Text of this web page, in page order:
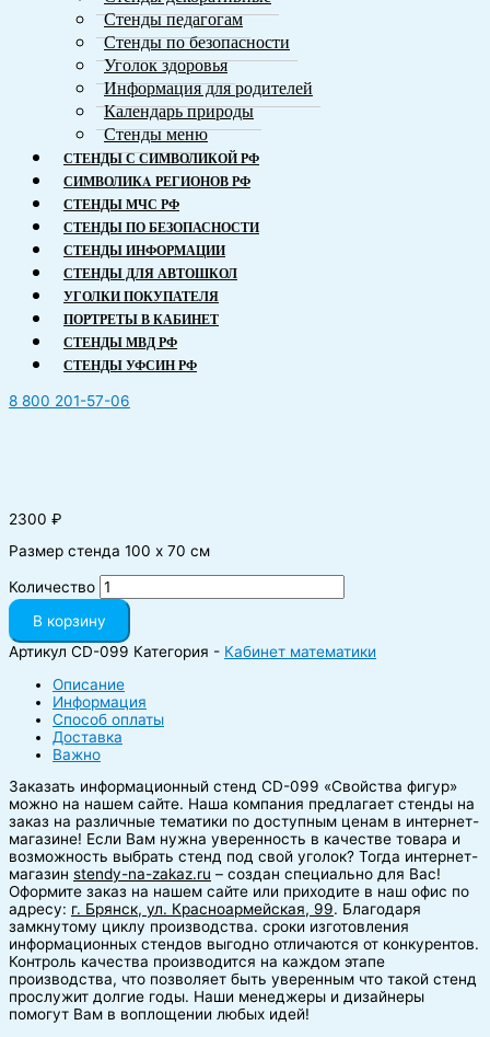
Стенды педагогам
Стенды по безопасности
Уголок здоровья
Информация для родителей
Календарь природы
Стенды меню
СТЕНДЫ С СИМВОЛИКОЙ РФ
СИМВОЛИКA РЕГИОНОВ РФ
СТЕНДЫ МЧС РФ
СТЕНДЫ ПО БЕЗОПАСНОСТИ
СТЕНДЫ ИНФОРМАЦИИ
СТЕНДЫ ДЛЯ АВТОШКОЛ
УГОЛКИ ПОКУПАТЕЛЯ
ПОРТРЕТЫ В КАБИНЕТ
СТЕНДЫ МВД РФ
СТЕНДЫ УФСИН РФ
8 800 201-57-06
2300 ₽
Размер стенда 100 х 70 см
Количество
В корзину
Артикул CD-099 Категория - Кабинет математики
Описание
Информация
Способ оплаты
Доставка
Важно
Заказать информационный стенд CD-099 «Свойства фигур»
можно на нашем сайте. Наша компания предлагает стенды на
заказ на различные тематики по доступным ценам в интернет-
магазине! Если Вам нужна уверенность в качестве товара и
возможность выбрать стенд под свой уголок? Тогда интернет-
магазин stendy-na-zakaz.ru – создан специально для Вас!
Оформите заказ на нашем сайте или приходите в наш офис по
адресу: г. Брянск, ул. Красноармейская, 99. Благодаря
замкнутому циклу производства. сроки изготовления
информационных стендов выгодно отличаются от конкурентов.
Контроль качества производится на каждом этапе
производства, что позволяет быть уверенным что такой стенд
прослужит долгие годы. Наши менеджеры и дизайнеры
помогут Вам в воплощении любых идей!